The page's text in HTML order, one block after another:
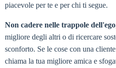
piacevole per te e per chi ti segue.
Non cadere nelle trappole dell'ego
migliore degli altri o di ricercare
sconforto. Se le cose con una
chiama la tua migliore amica e